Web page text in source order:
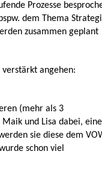
Prozesse
dem Thema
zusammen geplant
angehen:
(mehr als 3
und Lisa dabei, eine
sie diese dem
schon viel